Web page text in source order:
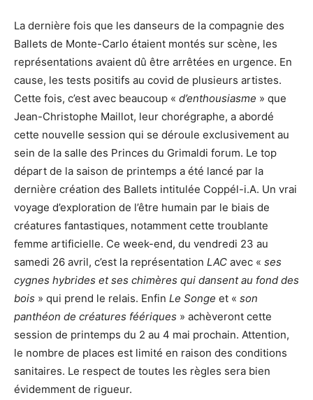
La dernière fois que les danseurs de la compagnie des
Ballets de Monte-Carlo étaient montés sur scène, les
représentations avaient dû être arrêtées en urgence. En
cause, les tests positifs au covid de plusieurs artistes.
Cette fois, c’est avec beaucoup « d’enthousiasme » que
Jean-Christophe Maillot, leur chorégraphe, a abordé
cette nouvelle session qui se déroule exclusivement au
sein de la salle des Princes du Grimaldi forum. Le top
départ de la saison de printemps a été lancé par la
dernière création des Ballets intitulée Coppél-i.A. Un vrai
voyage d’exploration de l’être humain par le biais de
créatures fantastiques, notamment cette troublante
femme artificielle. Ce week-end, du vendredi 23 au
samedi 26 avril, c’est la représentation LAC avec « ses
cygnes hybrides et ses chimères qui dansent au fond des
bois » qui prend le relais. Enfin Le Songe et « son
panthéon de créatures féériques » achèveront cette
session de printemps du 2 au 4 mai prochain. Attention,
le nombre de places est limité en raison des conditions
sanitaires. Le respect de toutes les règles sera bien
évidemment de rigueur.